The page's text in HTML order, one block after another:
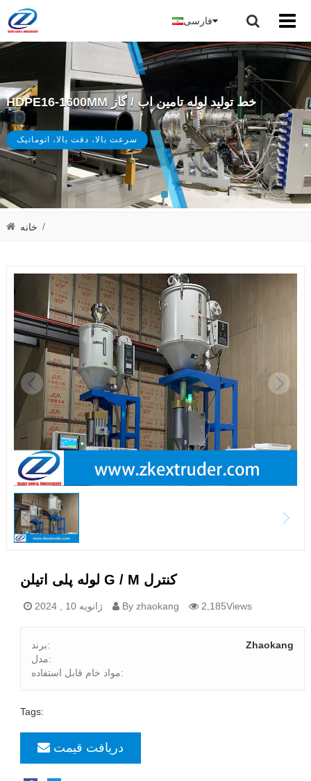
فارسی
HDPE16-1600MM خط تولید لوله تامین اب / گاز
سرعت بالا، دقت بالا، اتوماتیک
خانه /
لوله پلی اتیلن G / M کنترل
ژانویه 10 , 2024 By zhaokang 2,185Views
برند:
Zhaokang
مدل:
مواد خام قابل استفاده:
Tags:
دریافت قیمت